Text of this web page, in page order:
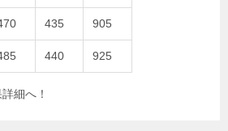
435 905
440 925
細へ！